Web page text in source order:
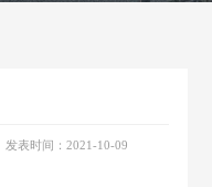
发表时间：2021-10-09